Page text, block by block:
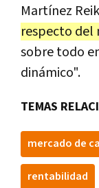
Martínez
respecto del
sobre todo
dinámico".
TEMAS
mercado de
rentabilidad